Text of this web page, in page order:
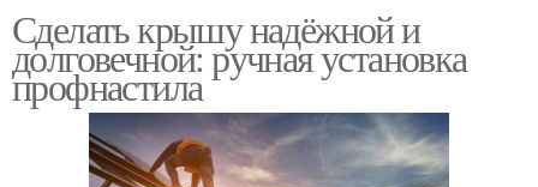
Сделать крышу надёжной и
долговечной: ручная установка
профнастила